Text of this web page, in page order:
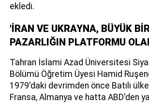
ekledi.
'İRAN VE UKRAYNA, BÜYÜK BİR
PAZARLIĞIN PLATFORMU
Tahran İslami Azad Üniversitesi
Bölümü Öğretim Üyesi Hamid
1979'daki devrimden önce Batılı
Fransa, Almanya ve hatta ABD'den